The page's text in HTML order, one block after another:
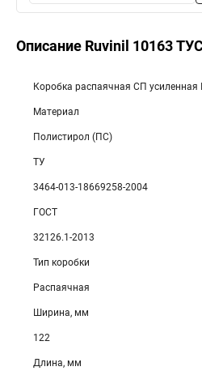
Описание Ruvinil 10163
Коробка распаячная СП усиленная
Материал
Полистирол (ПС)
ТУ
3464-013-18669258-2004
ГОСТ
32126.1-2013
Тип коробки
Распаячная
Ширина, мм
122
Длина, мм